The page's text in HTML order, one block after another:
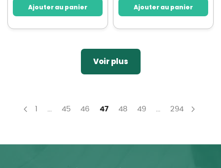
Ajouter au panier Ajouter au panier
Voir plus
Précédent
Page... Page
45 Page
46 You're currently reading page
47 Page
48 Page
49 ... Page
294